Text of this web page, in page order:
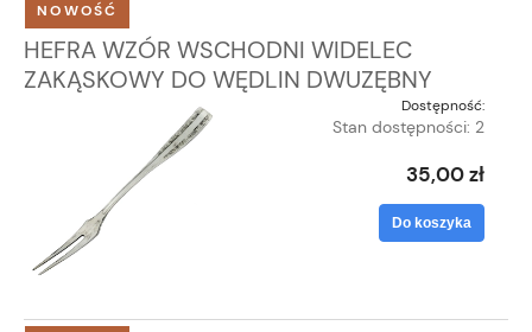
HEFRA WZÓR WSCHODNI WIDELEC
ZAKĄSKOWY DO WĘDLIN DWUZĘBNY
Dostępność:
Stan dostępności: 2
35,00 zł
Do koszyka
NOWOŚĆ